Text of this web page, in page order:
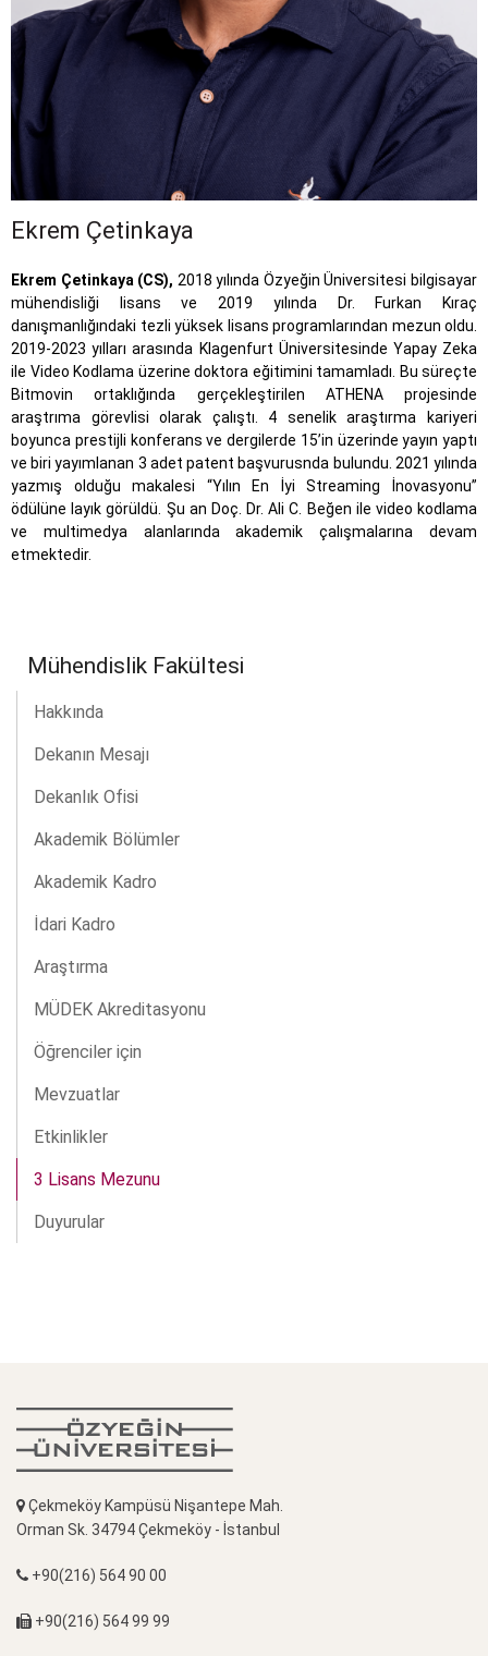
Ekrem Çetinkaya
Ekrem Çetinkaya(CS), 2018 yılında Özyeğin Üniversitesi bilgisayar
mühendisliği lisans ve 2019 yılında Dr. Furkan Kıraç
danışmanlığındaki tezli yüksek lisans programlarından mezun oldu.
2019-2023 yılları arasında Klagenfurt Üniversitesinde Yapay Zeka
ile Video Kodlama üzerine doktora eğitimini tamamladı. Bu süreçte
Bitmovin ortaklığında gerçekleştirilen ATHENA projesinde
araştrıma görevlisi olarak çalıştı. 4 senelik araştırma kariyeri
boyunca prestijli konferans ve dergilerde 15’in üzerinde yayın yaptı
ve biri yayımlanan 3 adet patent başvurusnda bulundu. 2021 yılında
yazmış olduğu makalesi “Yılın En İyi Streaming İnovasyonu”
ödülüne layık görüldü. Şu an Doç. Dr. Ali C. Beğen ile video kodlama
ve multimedya alanlarında akademik çalışmalarına devam
etmektedir.
Mühendislik Fakültesi
Hakkında
Dekanın Mesajı
Dekanlık Ofisi
Akademik Bölümler
Akademik Kadro
İdari Kadro
Araştırma
MÜDEK Akreditasyonu
Öğrenciler için
Mevzuatlar
Etkinlikler
3 Lisans Mezunu
Duyurular
Çekmeköy Kampüsü Nişantepe Mah.
Orman Sk. 34794 Çekmeköy - İstanbul
+90(216) 564 90 00
+90(216) 564 99 99